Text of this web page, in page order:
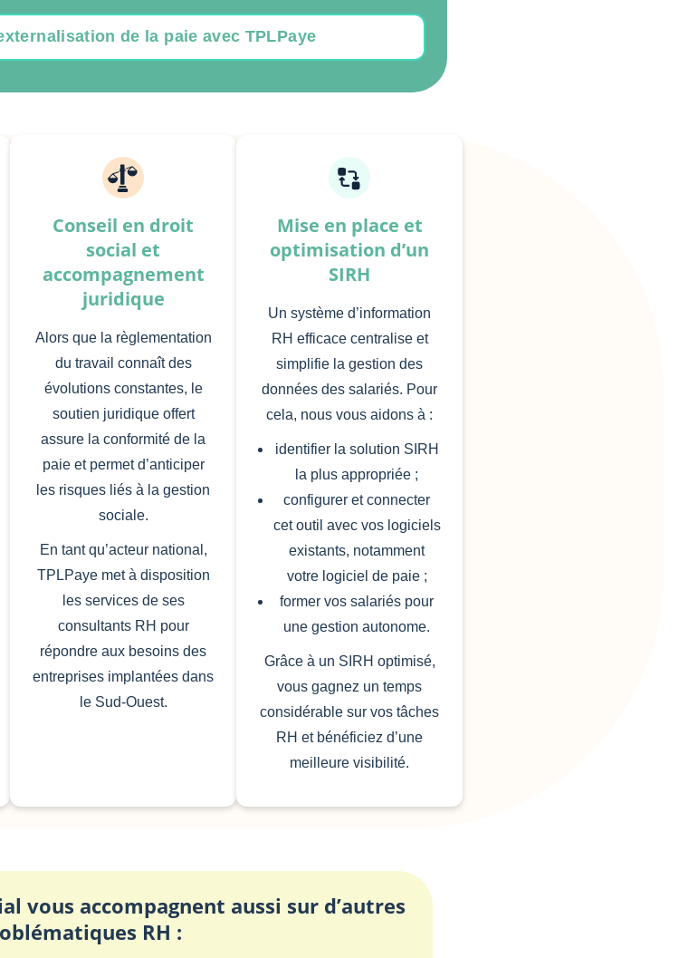
de la paie avec TPLPaye
Conseil en droit
social et
accompagnement
juridique
Alors que la règlementation
du travail connaît des
évolutions constantes, le
soutien juridique offert
assure la conformité de la
paie et permet d’anticiper
les risques liés à la gestion
sociale.
En tant qu’acteur national,
TPLPaye met à disposition
les services de ses
consultants RH pour
répondre aux besoins des
entreprises implantées dans
le Sud-Ouest.
Mise en place et
optimisation d’un
SIRH
Un système d’information
RH efficace centralise et
simplifie la gestion des
données des salariés. Pour
cela, nous vous aidons à :
identifier la solution SIRH
la plus appropriée ;
configurer et connecter
cet outil avec vos logiciels
existants, notamment
votre logiciel de paie ;
former vos salariés pour
une gestion autonome.
Grâce à un SIRH optimisé,
vous gagnez un temps
considérable sur vos tâches
RH et bénéficiez d’une
meilleure visibilité.
vous accompagnent aussi sur d’autres
RH :